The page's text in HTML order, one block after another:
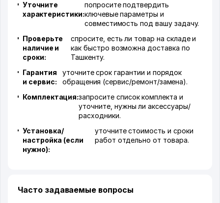
Уточните
характеристики:
попросите подтвердить
ключевые параметры и
совместимость под вашу задачу.
Проверьте
наличие и
сроки:
спросите, есть ли товар на складе и
как быстро возможна доставка по
Ташкенту.
Гарантия
и сервис:
уточните срок гарантии и порядок
обращения (сервис/ремонт/замена).
Комплектация:запросите список комплекта и
уточните, нужны ли аксессуары/
расходники.
Установка/
настройка (если
нужно):
уточните стоимость и сроки
работ отдельно от товара.
Часто задаваемые вопросы